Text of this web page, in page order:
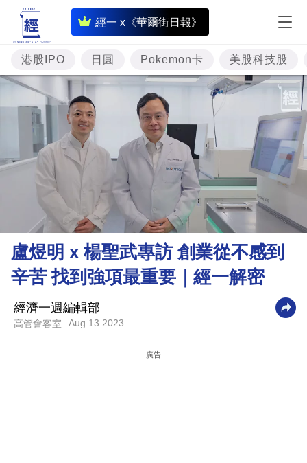
經一 x《華爾街日報》
即
時
財
經
專
題
投
資
市
理
財
商
業
科
港股IPO 日圓 Pokemon卡 美股科技股
盧煜明 x 楊聖武專訪 創業從不感到
辛苦 找到強項最重要｜經一解密
經濟一週編輯部
高管會客室 Aug 13 2023
廣告